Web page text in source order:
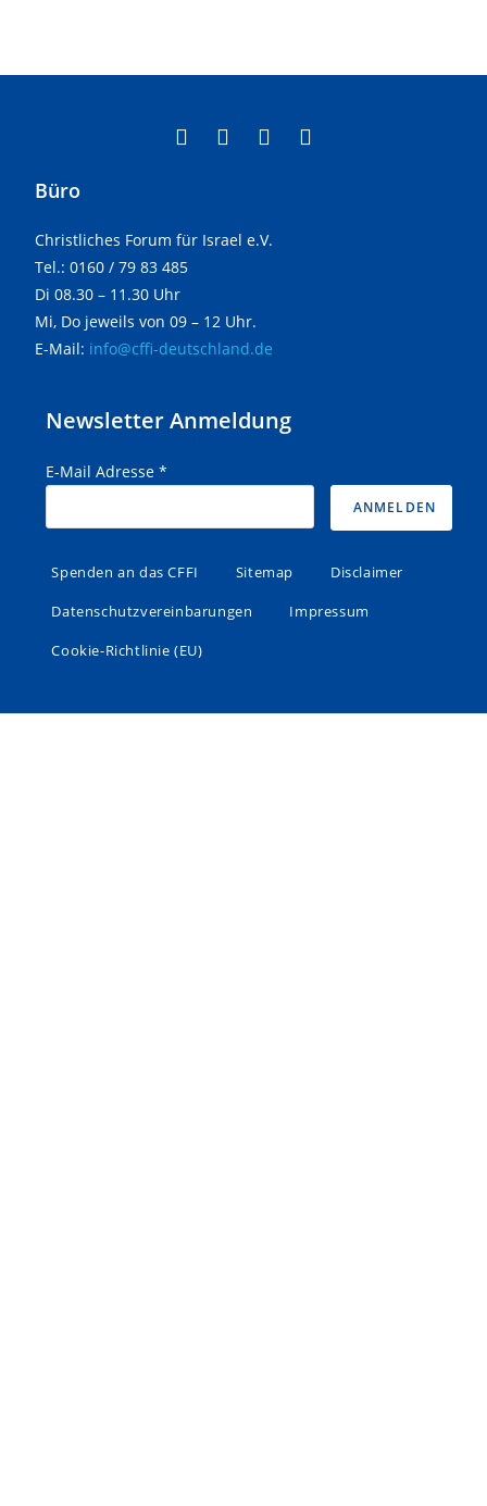
Büro
Christliches Forum für Israel e.V.
Tel.: 0160 / 79 83 485
Di 08.30 – 11.30 Uhr
Mi, Do jeweils von 09 – 12 Uhr.
E-Mail: info@cffi-deutschland.de
Newsletter Anmeldung
E-Mail Adresse*
Spenden an das CFFI Sitemap
Disclaimer
Datenschutzvereinbarungen
Impressum
Cookie-Richtlinie (EU)